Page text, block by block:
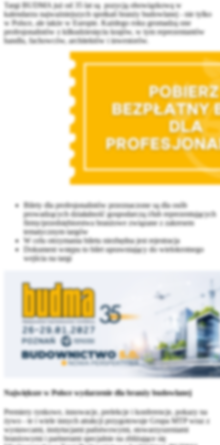
Targi BUDMA już od 35 lat są pozycją obowiązkową w
kalendarzu najważniejszych spotkań branży budowlanej - nie tylko
w Polsce, ale także w Europie. Każdego roku gromadzą one
profesjonalistów z kilkudziesięciu krajów, w tym reprezentantów
handlu, fachowców, architektów i inwestorów.
Bilety dla profesjonalistów przeznaczone są dla osób
prowadzących działalność gospodarczą i/lub reprezentujących
firmy/przedsiębiorstwa branżowe związane z zakresem
tematycznym targów
W celu otrzymania biletu niezbędna jest rejestracja
Dokument wstępu to bilet uprawniający do wielokrotnego
wejścia na targi
Największe w Polsce wydarzenie dla branży budowlanej
Premiery rynkowe, innowacje, prelekcje i konferencje, pokazy na
żywo - te i wiele innych atrakcji przygotowuje Grupa MTP wraz z
wystawcami, instytucjami państwowymi, stowarzyszeniami
branżowymi i partnerami specjalnie na zbliżające się